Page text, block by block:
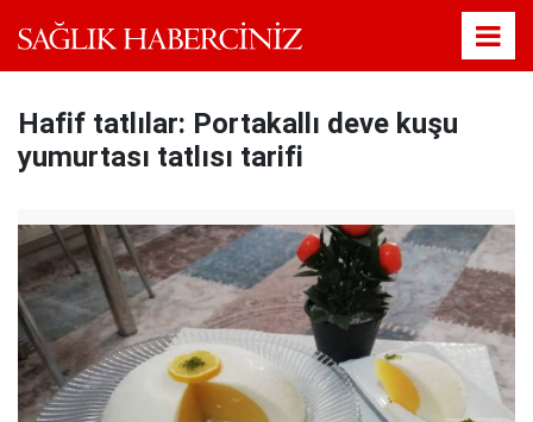
Hafif tatlılar: Portakallı deve kuşu
yumurtası tatlısı tarifi